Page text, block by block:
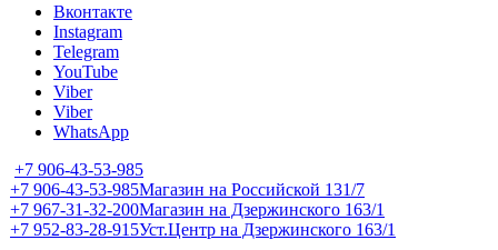
Вконтакте
Instagram
Telegram
YouTube
Viber
Viber
WhatsApp
+7 906-43-53-985
+7 906-43-53-985Магазин на Российской 131/7
+7 967-31-32-200Магазин на Дзержинского 163/1
+7 952-83-28-915Уст.Центр на Дзержинского 163/1